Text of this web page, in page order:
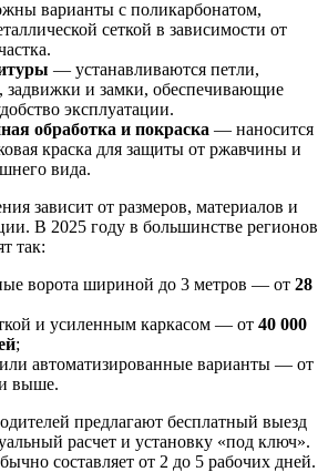
варианты с поликарбонатом,
сеткой в зависимости от
— устанавливаются петли,
и замки, обеспечивающие
эксплуатации.
обработка и покраска — наносится
краска для защиты от ржавчины и
вида.
зависит от размеров, материалов и
В 2025 году в большинстве регионов
так:
ворота шириной до 3 метров — от 28
и усиленным каркасом — от 40 000
;
автоматизированные варианты — от
выше.
предлагают бесплатный выезд
расчет и установку «под ключ».
составляет от 2 до 5 рабочих дней.